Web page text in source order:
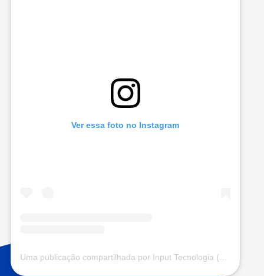
Ver essa foto no Instagram
Uma publicação compartilhada por Input Tecnologia (@input.com.vc)